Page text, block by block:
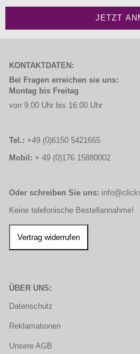
KONTAKTDATEN:
Bei Fragen erreichen sie uns:
Montag bis Freitag
von 9:00 Uhr bis 16:00 Uhr
Tel.: +49 (0)6150 5421665
Mobil: + 49 (0)176 15880002
Oder schreiben Sie uns:
Keine telefonische Bestellannahme!
ÜBER UNS:
Datenschutz
Reklamationen
Unsere AGB